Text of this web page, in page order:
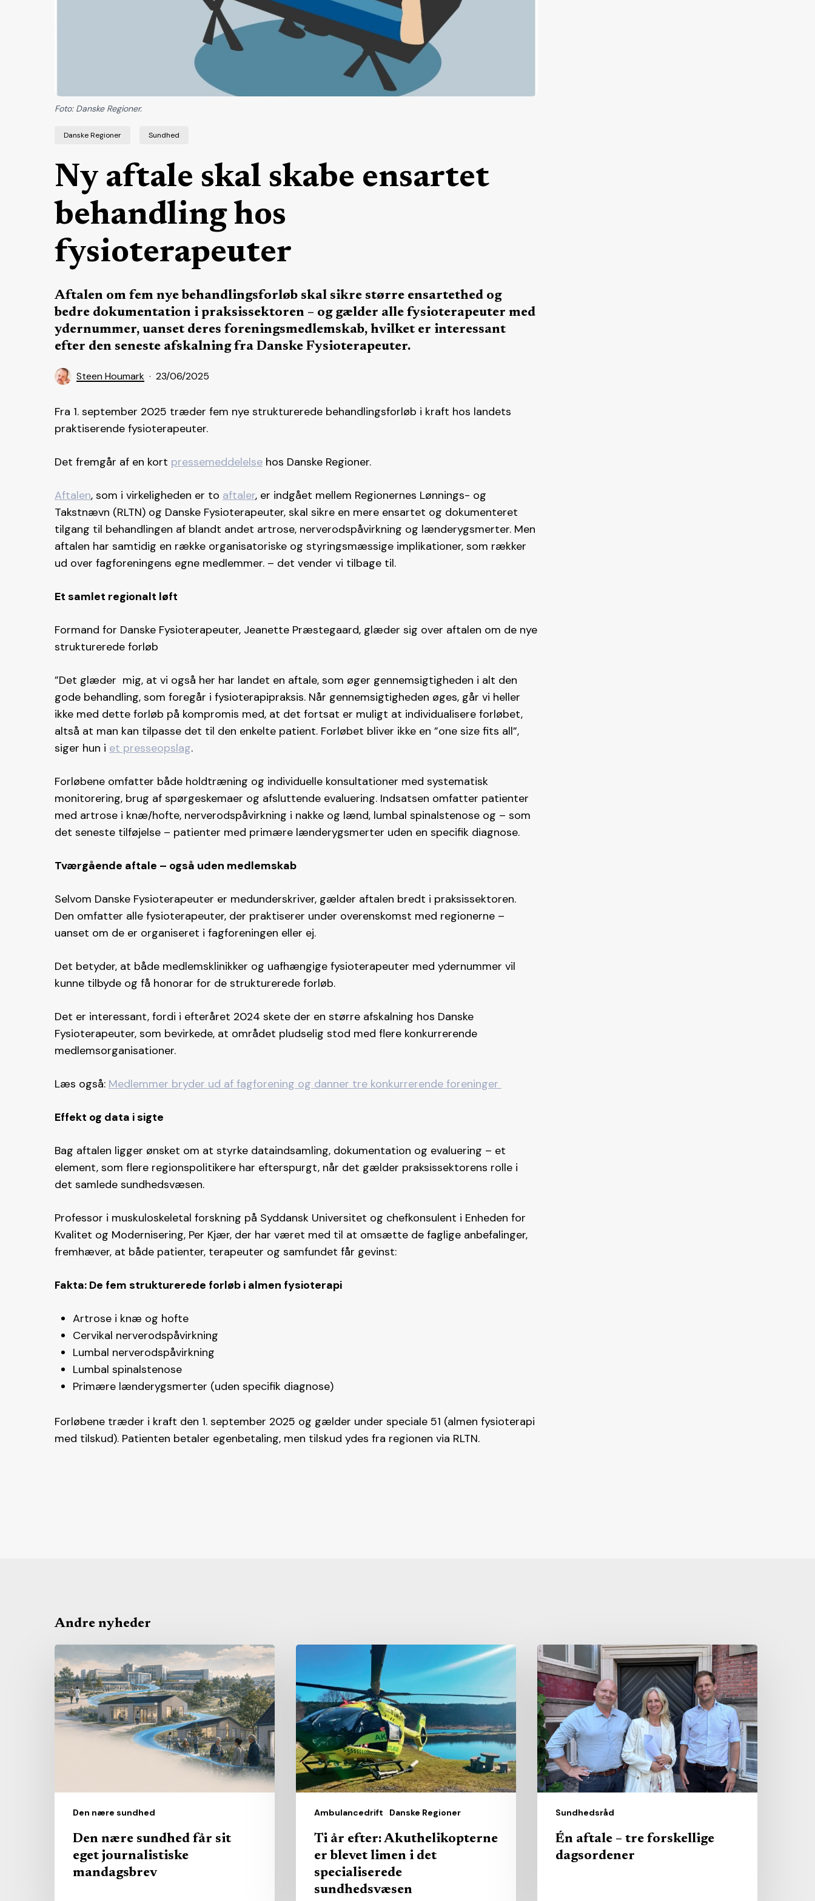
Danske Regioner Sundhed
Ny aftale skal skabe ensartet
behandling hos
fysioterapeuter
Aftalen om fem nye behandlingsforløb skal sikre større ensartethed og
bedre dokumentation i praksissektoren – og gælder alle fysioterapeuter med
ydernummer, uanset deres foreningsmedlemskab, hvilket er interessant
efter den seneste afskalning fra Danske Fysioterapeuter.
Steen Houmark 23/06/2025
Foto: Danske Regioner.
Fra 1. september 2025 træder fem nye strukturerede behandlingsforløb i kraft hos landets
praktiserende fysioterapeuter.
Det fremgår af en kort pressemeddelelse hos Danske Regioner.
Aftalen, som i virkeligheden er to aftaler, er indgået mellem Regionernes Lønnings- og
Takstnævn (RLTN) og Danske Fysioterapeuter, skal sikre en mere ensartet og dokumenteret
tilgang til behandlingen af blandt andet artrose, nerverodspåvirkning og lænderygsmerter. Men
aftalen har samtidig en række organisatoriske og styringsmæssige implikationer, som rækker
ud over fagforeningens egne medlemmer. – det vender vi tilbage til.
Et samlet regionalt løft
Formand for Danske Fysioterapeuter, Jeanette Præstegaard, glæder sig over aftalen om de nye
strukturerede forløb
”Det glæder mig, at vi også her har landet en aftale, som øger gennemsigtigheden i alt den
gode behandling, som foregår i fysioterapipraksis. Når gennemsigtigheden øges, går vi heller
ikke med dette forløb på kompromis med, at det fortsat er muligt at individualisere forløbet,
altså at man kan tilpasse det til den enkelte patient. Forløbet bliver ikke en ”one size fits all”,
siger hun i et presseopslag.
Forløbene omfatter både holdtræning og individuelle konsultationer med systematisk
monitorering, brug af spørgeskemaer og afsluttende evaluering. Indsatsen omfatter patienter
med artrose i knæ/hofte, nerverodspåvirkning i nakke og lænd, lumbal spinalstenose og – som
det seneste tilføjelse – patienter med primære lænderygsmerter uden en specifik diagnose.
Tværgående aftale – også uden medlemskab
Selvom Danske Fysioterapeuter er medunderskriver, gælder aftalen bredt i praksissektoren.
Den omfatter alle fysioterapeuter, der praktiserer under overenskomst med regionerne –
uanset om de er organiseret i fagforeningen eller ej.
Det betyder, at både medlemsklinikker og uafhængige fysioterapeuter med ydernummer vil
kunne tilbyde og få honorar for de strukturerede forløb.
Det er interessant, fordi i efteråret 2024 skete der en større afskalning hos Danske
Fysioterapeuter, som bevirkede, at området pludselig stod med flere konkurrerende
medlemsorganisationer.
Læs også: Medlemmer bryder ud af fagforening og danner tre konkurrerende foreninger
Effekt og data i sigte
Bag aftalen ligger ønsket om at styrke dataindsamling, dokumentation og evaluering – et
element, som flere regionspolitikere har efterspurgt, når det gælder praksissektorens rolle i
det samlede sundhedsvæsen.
Professor i muskuloskeletal forskning på Syddansk Universitet og chefkonsulent i Enheden for
Kvalitet og Modernisering, Per Kjær, der har været med til at omsætte de faglige anbefalinger,
fremhæver, at både patienter, terapeuter og samfundet får gevinst:
Fakta: De fem strukturerede forløb i almen fysioterapi
Artrose i knæ og hofte
Cervikal nerverodspåvirkning
Lumbal nerverodspåvirkning
Lumbal spinalstenose
Primære lænderygsmerter (uden specifik diagnose)
Forløbene træder i kraft den 1. september 2025 og gælder under speciale 51 (almen fysioterapi
med tilskud). Patienten betaler egenbetaling, men tilskud ydes fra regionen via RLTN.
Andre nyheder
Den nære sundhed
nære
sundhed
får
sit
Den nære sundhed får sit
eget journalistiske
mandagsbrev
Ambulancedrift Danske Regioner
efter:
Akuthelikopterne
er
blevet
limen
i
det
specialiserede
Ti år efter: Akuthelikopterne
er blevet limen i det
specialiserede
sundhedsvæsen
Sundhedsråd
Én
aftale
–
tre
forskellige
dagsordener
Én aftale – tre forskellige
dagsordener